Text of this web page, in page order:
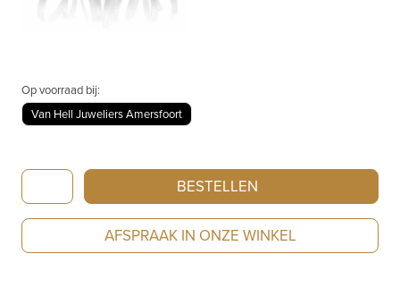
Op voorraad bij:
Van Hell Juweliers Amersfoort
IsabelleFa
armband
roségoud
02131/07/66-
BESTELLEN
AFSPRAAK IN ONZE WINKEL